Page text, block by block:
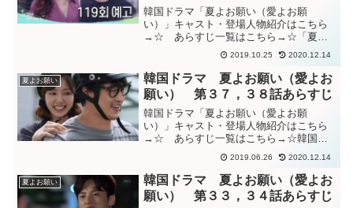
韓国ドラマ「夏よお願い（愛よお願
い）」キャスト・登場人物紹介はこちら
→☆ あらすじ一覧はこちら→☆「夏よ
お願い（愛よお願い）」１１９，１２０
話あらすじ突然別れを切り出されて驚く
サンウォンに、”サンウォンと親の縁を切
らせてまですることじゃない...
2019.10.25 2020.12.14
夏よお願い
韓国ドラマ 夏よお願い（愛よお
願い） 第３７，３８話あらすじ
韓国ドラマ「夏よお願い（愛よお願
い）」キャスト・登場人物紹介はこちら
→☆ あらすじ一覧はこちら→☆韓国ド
ラマ「夏よお願い（愛よお願い）」３
７，３８話あらすじグミが降りて来たの
が分かり、急いで車に戻って車を出すサ
ンミ。”クムジュが女性と居たっ...
2019.06.26 2020.12.14
夏よお願い
韓国ドラマ 夏よお願い（愛よお
願い） 第３３，３４話あらすじ